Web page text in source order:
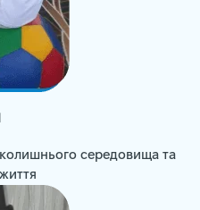
середовища та